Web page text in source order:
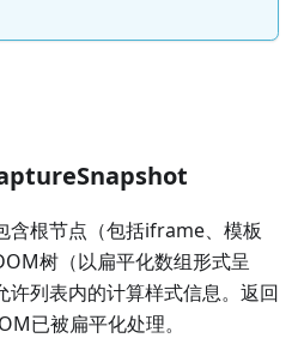
含根节点（包括iframe、模板
树（以扁平化数组形式呈
许列表内的计算样式信息。返回
已被扁平化处理。